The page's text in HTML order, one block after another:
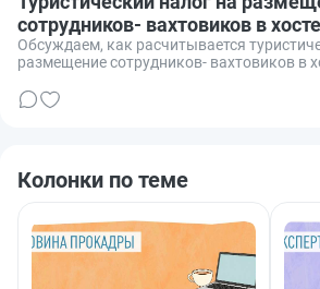
сотрудников- вахтовиков в
Обсуждаем, как расчитывается
размещение сотрудников- вахтовиков в
Колонки по теме